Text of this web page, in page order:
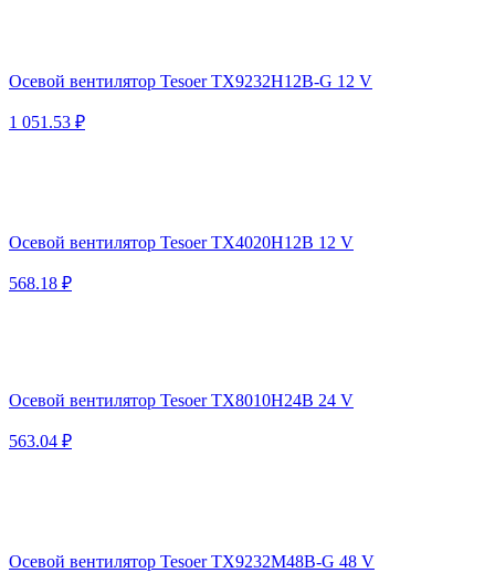
Осевой вентилятор Tesoer TX9232H12B-G 12 V
1 051.53 ₽
Осевой вентилятор Tesoer TX4020H12B 12 V
568.18 ₽
Осевой вентилятор Tesoer TX8010H24B 24 V
563.04 ₽
Осевой вентилятор Tesoer TX9232M48B-G 48 V